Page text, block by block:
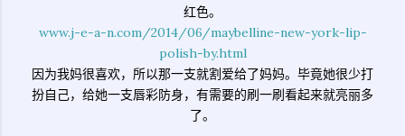
红色。
www.j-e-a-n.com/2014/06/maybelline-new-york-lip-
polish-by.html
因为我妈很喜欢，所以那一支就割爱给了妈妈。毕竟她很少打
扮自己，给她一支唇彩防身，有需要的刷一刷看起来就亮丽多
了。